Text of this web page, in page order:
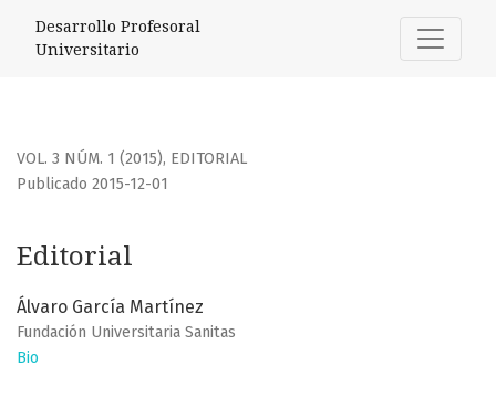
Desarrollo Profesoral
Universitario
VOL. 3 NÚM. 1 (2015), EDITORIAL
Editorial
Publicado 2015-12-01
Álvaro García Martínez
Fundación Universitaria Sanitas
Bio